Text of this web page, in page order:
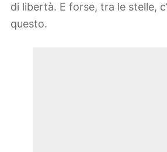
di libertà. E forse, tra le stelle,
questo.